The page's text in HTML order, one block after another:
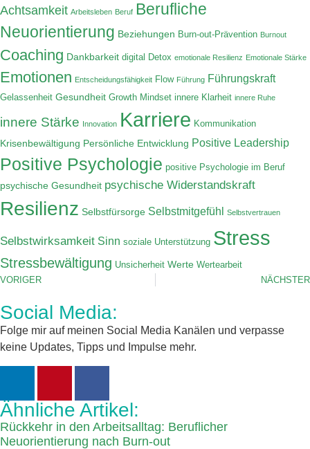
Achtsamkeit Arbeitsleben Beruf
Berufliche
Neuorientierung Beziehungen Burn-out-Prävention Burnout
Coaching Dankbarkeit digital Detox emotionale Resilienz Emotionale Stärke
Emotionen Entscheidungsfähigkeit Flow Führung Führungskraft
Gelassenheit Gesundheit Growth Mindset innere Klarheit innere Ruhe
innere Stärke Innovation Karriere Kommunikation
Krisenbewältigung Persönliche Entwicklung Positive Leadership
Positive Psychologie positive Psychologie im Beruf
psychische Gesundheit psychische Widerstandskraft
Resilienz Selbstfürsorge Selbstmitgefühl Selbstvertrauen
Selbstwirksamkeit Sinn soziale Unterstützung Stress
Stressbewältigung Unsicherheit Werte Wertearbeit
VORIGER
NÄCHSTER
Social Media:
Folge mir auf meinen Social Media Kanälen und verpasse
keine Updates, Tipps und Impulse mehr.
Ähnliche Artikel:
Rückkehr in den Arbeitsalltag: Beruflicher
Neuorientierung nach Burn-out